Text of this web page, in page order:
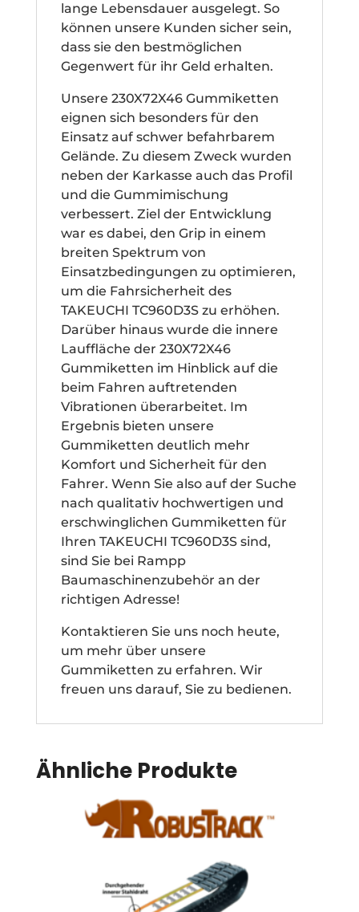
lange Lebensdauer ausgelegt. So
können unsere Kunden sicher sein,
dass sie den bestmöglichen
Gegenwert für ihr Geld erhalten.
Unsere 230X72X46 Gummiketten
eignen sich besonders für den
Einsatz auf schwer befahrbarem
Gelände. Zu diesem Zweck wurden
neben der Karkasse auch das Profil
und die Gummimischung
verbessert. Ziel der Entwicklung
war es dabei, den Grip in einem
breiten Spektrum von
Einsatzbedingungen zu optimieren,
um die Fahrsicherheit des
TAKEUCHI TC960D3S zu erhöhen.
Darüber hinaus wurde die innere
Lauffläche der 230X72X46
Gummiketten im Hinblick auf die
beim Fahren auftretenden
Vibrationen überarbeitet. Im
Ergebnis bieten unsere
Gummiketten deutlich mehr
Komfort und Sicherheit für den
Fahrer. Wenn Sie also auf der Suche
nach qualitativ hochwertigen und
erschwinglichen Gummiketten für
Ihren TAKEUCHI TC960D3S sind,
sind Sie bei Rampp
Baumaschinenzubehör an der
richtigen Adresse!
Kontaktieren Sie uns noch heute,
um mehr über unsere
Gummiketten zu erfahren. Wir
freuen uns darauf, Sie zu bedienen.
Ähnliche Produkte